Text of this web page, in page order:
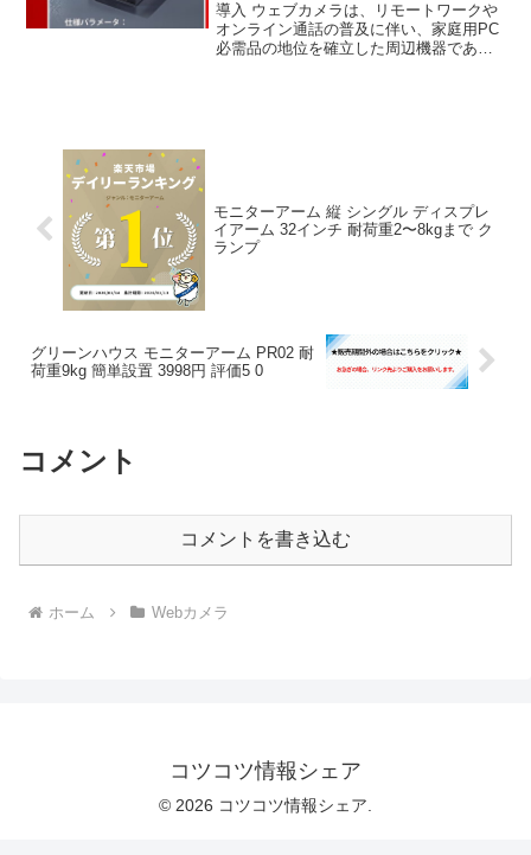
導入 ウェブカメラは、リモートワークや
オンライン通話の普及に伴い、家庭用PC
必需品の地位を確立した周辺機器であ
モニターアーム 縦 シングル ディスプレ
イアーム 32インチ 耐荷重2〜8kgまで ク
ランプ
グリーンハウス モニターアーム PR02 耐
荷重9kg 簡単設置 3998円 評価5 0
コメント
コメントを書き込む
ホーム Webカメラ
コツコツ情報シェア
© 2026 コツコツ情報シェア.